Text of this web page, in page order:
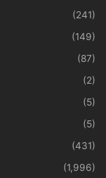
(241)
(149)
(87)
(2)
(5)
(5)
(431)
(1,996)